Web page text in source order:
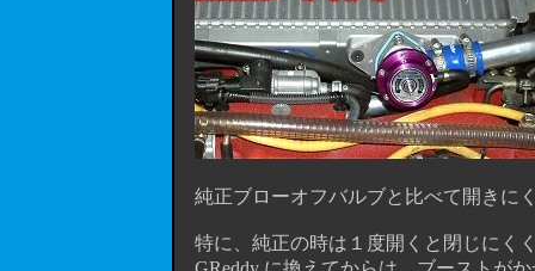
純正ブローオフバルブと比べて開きに
特に、純正の時は１度開くと閉じにく